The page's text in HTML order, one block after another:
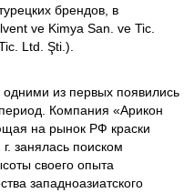
брендов, в
ve Kimya San. ve Tic.
Ltd. Şti.).
одними из первых появились
Компания «Арикон
на рынок РФ краски
занялась поиском
своего опыта
западноазиатского